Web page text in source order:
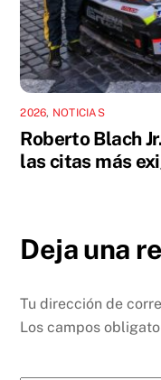
2026, NOTICIAS
Roberto Blach
las citas más
Deja una
Tu dirección de
Los campos